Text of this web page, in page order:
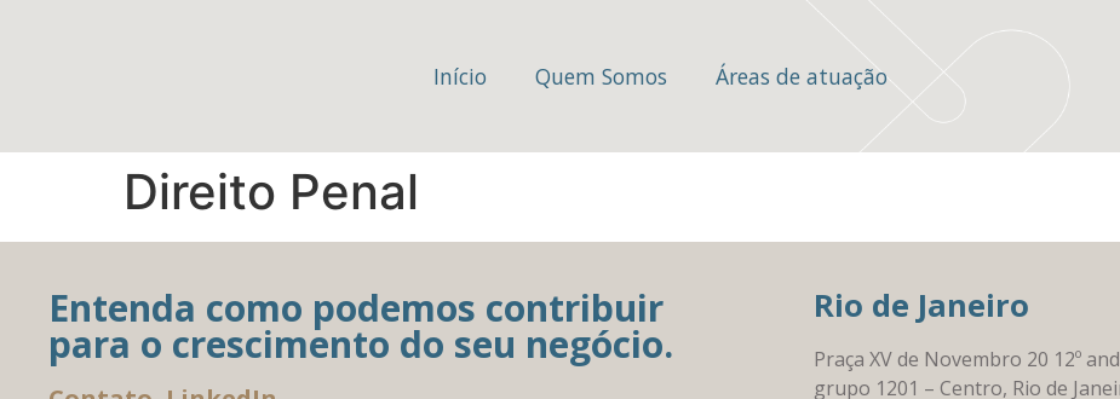
Início Quem Somos Áreas de atuação
Direito Penal
Entenda como podemos contribuir
para o crescimento do seu negócio.
Rio de Janeiro
Praça XV de Novembro 20 12º
grupo 1201 – Centro, Rio de